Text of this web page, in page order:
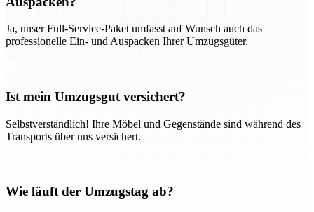
Ja, unser Full-Service-Paket umfasst auf Wunsch auch das
professionelle Ein- und Auspacken Ihrer Umzugsgüter.
Ist mein Umzugsgut versichert?
Selbstverständlich! Ihre Möbel und Gegenstände sind während des
Transports über uns versichert.
Wie läuft der Umzugstag ab?